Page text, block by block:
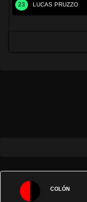
23 LUCAS PRUZZO
COLÓN